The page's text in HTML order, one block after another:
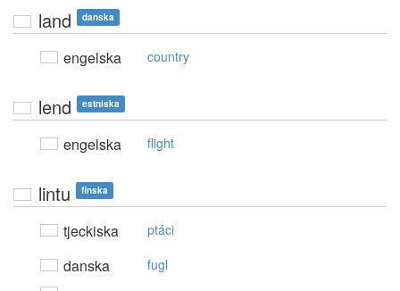
land danska
engelska country
lend estniska
engelska flight
lintu finska
tjeckiska ptáci
danska fugl